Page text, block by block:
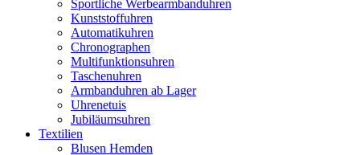
Sportliche Werbearmbanduhren
Kunststoffuhren
Automatikuhren
Chronographen
Multifunktionsuhren
Taschenuhren
Armbanduhren ab Lager
Uhrenetuis
Jubiläumsuhren
Textilien
Blusen Hemden